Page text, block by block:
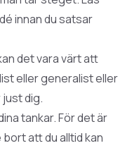
innan du satsar
det vara värt att
eller generalisteller
dig.
tankar. För det är
att du alltid kan